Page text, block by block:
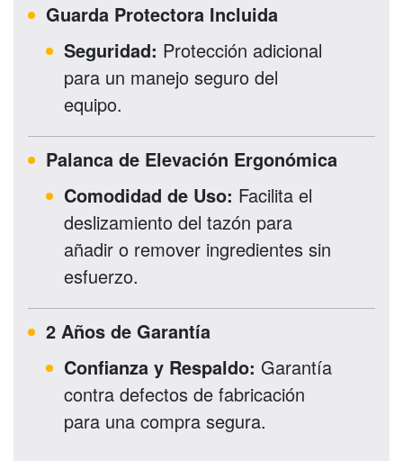
Guarda Protectora Incluida
Seguridad: Protección adicional
para un manejo seguro del
equipo.
Palanca de Elevación Ergonómica
Comodidad de Uso: Facilita el
deslizamiento del tazón para
añadir o remover ingredientes sin
esfuerzo.
2 Años de Garantía
Confianza y Respaldo: Garantía
contra defectos de fabricación
para una compra segura.